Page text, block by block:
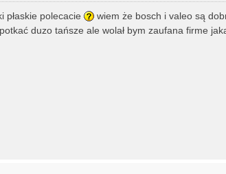
płaskie polecacie
wiem że bosch i valeo są
duzo tańsze ale wolał bym zaufana firme